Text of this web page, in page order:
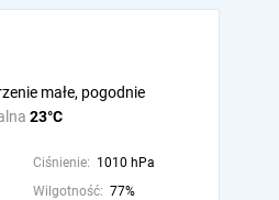
23°C
małe, pogodnie
Ciśnienie: 1010 hPa
Wilgotność: 77%